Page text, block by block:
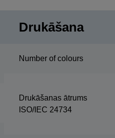
Drukāšana
Number of colours
Drukāšanas ātrums
ISO/IEC 24734